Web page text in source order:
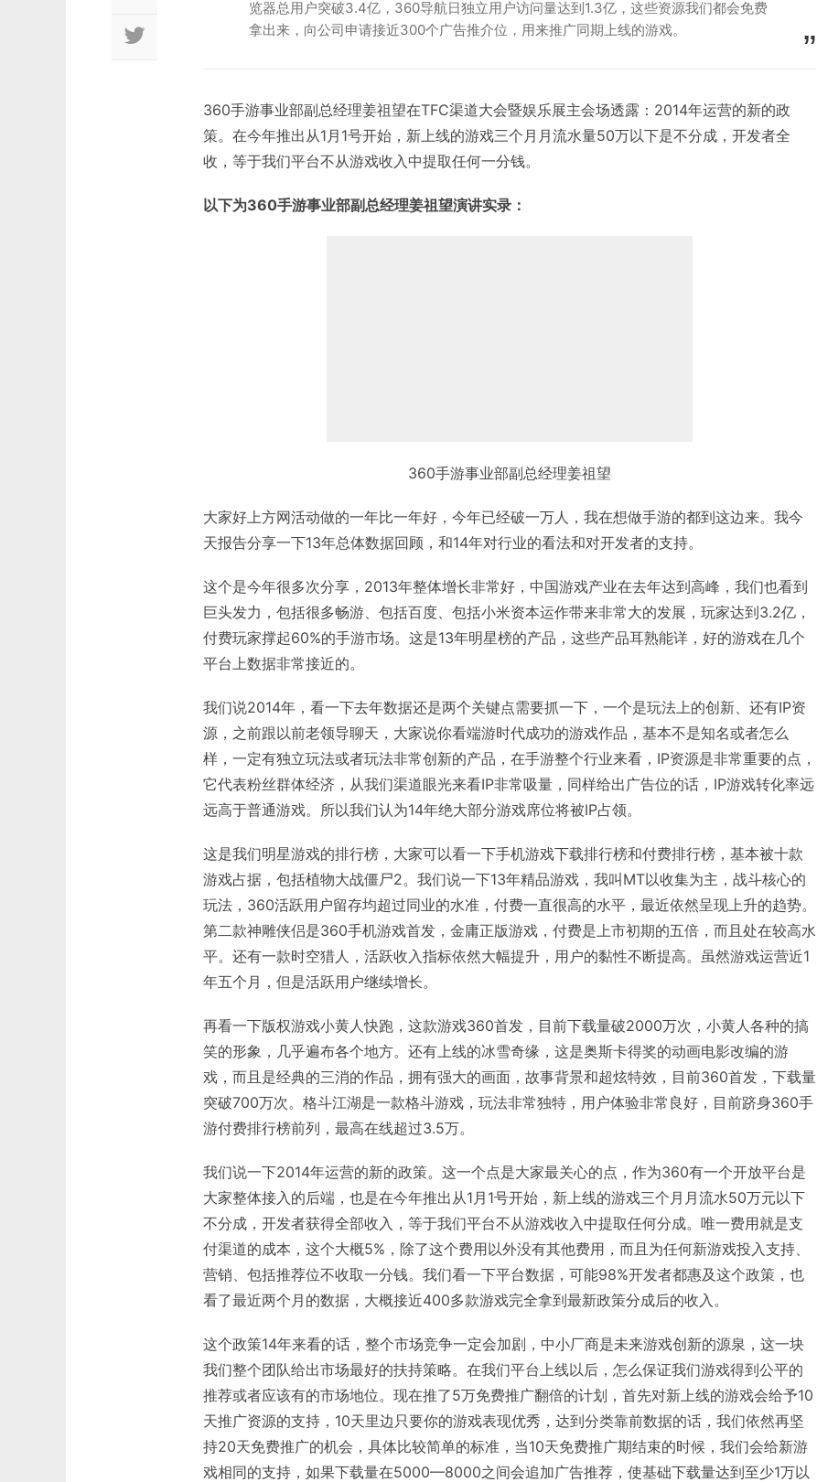
览器总用户突破3.4亿，360导航日独立用户访问量达到1.3亿，这些资源我们都会免费
拿出来，向公司申请接近300个广告推介位，用来推广同期上线的游戏。
360手游事业部副总经理姜祖望在TFC渠道大会暨娱乐展主会场透露：2014年运营的新的政
策。在今年推出从1月1号开始，新上线的游戏三个月月流水量50万以下是不分成，开发者全
收，等于我们平台不从游戏收入中提取任何一分钱。
以下为360手游事业部副总经理姜祖望演讲实录：
360手游事业部副总经理姜祖望
大家好上方网活动做的一年比一年好，今年已经破一万人，我在想做手游的都到这边来。我今
天报告分享一下13年总体数据回顾，和14年对行业的看法和对开发者的支持。
这个是今年很多次分享，2013年整体增长非常好，中国游戏产业在去年达到高峰，我们也看到
巨头发力，包括很多畅游、包括百度、包括小米资本运作带来非常大的发展，玩家达到3.2亿，
付费玩家撑起60%的手游市场。这是13年明星榜的产品，这些产品耳熟能详，好的游戏在几个
平台上数据非常接近的。
我们说2014年，看一下去年数据还是两个关键点需要抓一下，一个是玩法上的创新、还有IP资
源，之前跟以前老领导聊天，大家说你看端游时代成功的游戏作品，基本不是知名或者怎么
样，一定有独立玩法或者玩法非常创新的产品，在手游整个行业来看，IP资源是非常重要的点，
它代表粉丝群体经济，从我们渠道眼光来看IP非常吸量，同样给出广告位的话，IP游戏转化率远
远高于普通游戏。所以我们认为14年绝大部分游戏席位将被IP占领。
这是我们明星游戏的排行榜，大家可以看一下手机游戏下载排行榜和付费排行榜，基本被十款
游戏占据，包括植物大战僵尸2。我们说一下13年精品游戏，我叫MT以收集为主，战斗核心的
玩法，360活跃用户留存均超过同业的水准，付费一直很高的水平，最近依然呈现上升的趋势。
第二款神雕侠侣是360手机游戏首发，金庸正版游戏，付费是上市初期的五倍，而且处在较高水
平。还有一款时空猎人，活跃收入指标依然大幅提升，用户的黏性不断提高。虽然游戏运营近1
年五个月，但是活跃用户继续增长。
再看一下版权游戏小黄人快跑，这款游戏360首发，目前下载量破2000万次，小黄人各种的搞
笑的形象，几乎遍布各个地方。还有上线的冰雪奇缘，这是奥斯卡得奖的动画电影改编的游
戏，而且是经典的三消的作品，拥有强大的画面，故事背景和超炫特效，目前360首发，下载量
突破700万次。格斗江湖是一款格斗游戏，玩法非常独特，用户体验非常良好，目前跻身360手
游付费排行榜前列，最高在线超过3.5万。
我们说一下2014年运营的新的政策。这一个点是大家最关心的点，作为360有一个开放平台是
大家整体接入的后端，也是在今年推出从1月1号开始，新上线的游戏三个月月流水50万元以下
不分成，开发者获得全部收入，等于我们平台不从游戏收入中提取任何分成。唯一费用就是支
付渠道的成本，这个大概5%，除了这个费用以外没有其他费用，而且为任何新游戏投入支持、
营销、包括推荐位不收取一分钱。我们看一下平台数据，可能98%开发者都惠及这个政策，也
看了最近两个月的数据，大概接近400多款游戏完全拿到最新政策分成后的收入。
这个政策14年来看的话，整个市场竞争一定会加剧，中小厂商是未来游戏创新的源泉，这一块
我们整个团队给出市场最好的扶持策略。在我们平台上线以后，怎么保证我们游戏得到公平的
推荐或者应该有的市场地位。现在推了5万免费推广翻倍的计划，首先对新上线的游戏会给予10
天推广资源的支持，10天里边只要你的游戏表现优秀，达到分类靠前数据的话，我们依然再坚
持20天免费推广的机会，具体比较简单的标准，当10天免费推广期结束的时候，我们会给新游
戏相同的支持，如果下载量在5000—8000之间会追加广告推荐，使基础下载量达到至少1万以